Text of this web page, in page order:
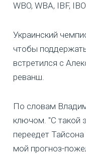
WBO, WBA, IBF, IBO
Украинский
чтобы
встретился с
реванш.
По словам
ключом. "С такой
переедет
мой прогноз-